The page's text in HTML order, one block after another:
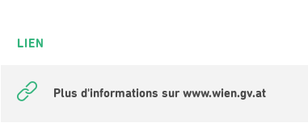
LIEN
Plus d'informations sur www.wien.gv.at